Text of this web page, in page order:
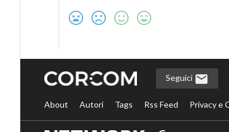
Seguici
About Autori Tags Rss Feed Privacy e